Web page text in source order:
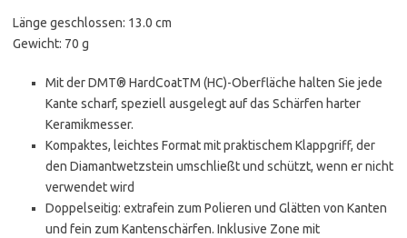
Länge geschlossen: 13.0 cm
Gewicht: 70 g
Mit der DMT® HardCoatTM (HC)-Oberfläche halten Sie jede
Kante scharf, speziell ausgelegt auf das Schärfen harter
Keramikmesser.
Kompaktes, leichtes Format mit praktischem Klappgriff, der
den Diamantwetzstein umschließt und schützt, wenn er nicht
verwendet wird
Doppelseitig: extrafein zum Polieren und Glätten von Kanten
und fein zum Kantenschärfen. Inklusive Zone mit